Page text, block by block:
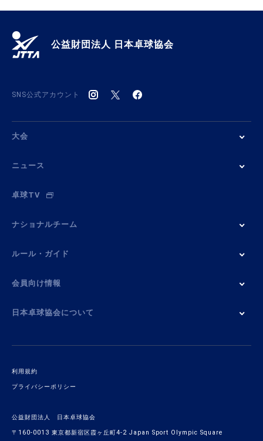
公益財団法人 日本卓球協会
SNS公式アカウント
大会
ニュース
卓球TV
ナショナルチーム
ルール・ガイド
会員向け情報
日本卓球協会について
利用規約
プライバシーポリシー
公益財団法人 日本卓球協会
〒160-0013 東京都新宿区霞ヶ丘町4-2 Japan Sport Olympic Square